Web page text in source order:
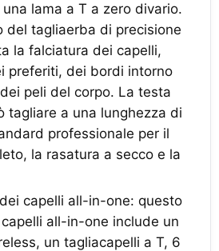
lama a T a zero divario.
del tagliaerba di precisione
la falciatura dei capelli,
preferiti, dei bordi intorno
peli del corpo. La testa
tagliare a una lunghezza di
professionale per il
la rasatura a secco e la
capelli all-in-one: questo
all-in-one include un
un tagliacapelli a T, 6